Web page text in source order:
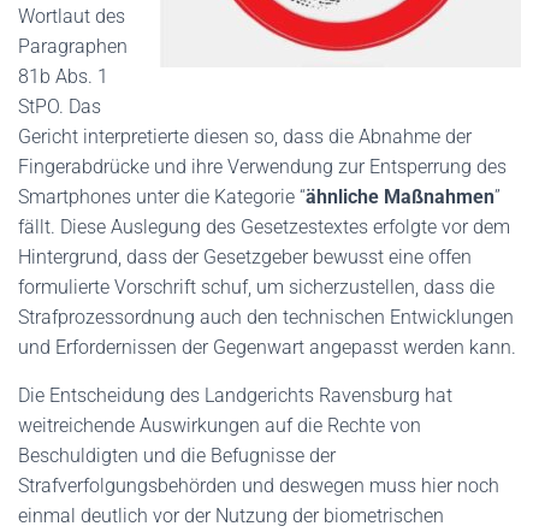
Wortlaut des
Paragraphen
81b Abs. 1
StPO. Das
Gericht interpretierte diesen so, dass die Abnahme der
Fingerabdrücke und ihre Verwendung zur Entsperrung des
Smartphones unter die Kategorie “ähnliche Maßnahmen”
fällt. Diese Auslegung des Gesetzestextes erfolgte vor dem
Hintergrund, dass der Gesetzgeber bewusst eine offen
formulierte Vorschrift schuf, um sicherzustellen, dass die
Strafprozessordnung auch den technischen Entwicklungen
und Erfordernissen der Gegenwart angepasst werden kann.
Die Entscheidung des Landgerichts Ravensburg hat
weitreichende Auswirkungen auf die Rechte von
Beschuldigten und die Befugnisse der
Strafverfolgungsbehörden und deswegen muss hier noch
einmal deutlich vor der Nutzung der biometrischen